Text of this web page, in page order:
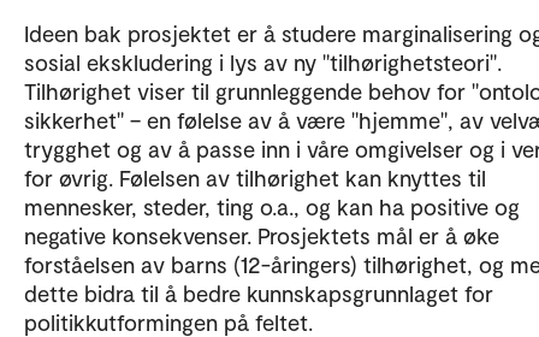
Ideen bak prosjektet er å studere marginalisering
sosial ekskludering i lys av ny "tilhørighetsteori".
Tilhørighet viser til grunnleggende behov for
sikkerhet" – en følelse av å være "hjemme", av
trygghet og av å passe inn i våre omgivelser og i
for øvrig. Følelsen av tilhørighet kan knyttes til
mennesker, steder, ting o.a., og kan ha positive og
negative konsekvenser. Prosjektets mål er å øke
forståelsen av barns (12-åringers) tilhørighet, og
dette bidra til å bedre kunnskapsgrunnlaget for
politikkutformingen på feltet.